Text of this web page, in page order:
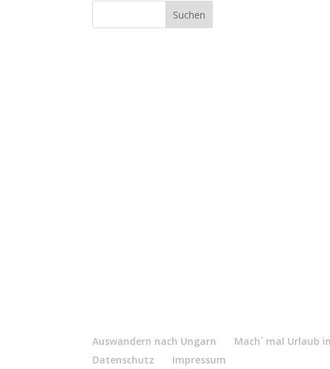
Auswandern nach Ungarn Mach´ mal Urlaub
Datenschutz
Impressum